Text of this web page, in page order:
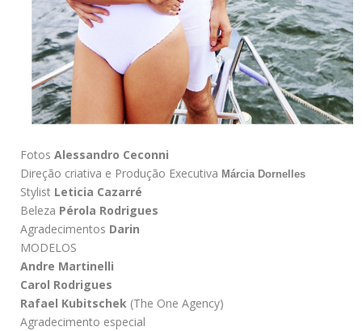
Fotos Alessandro Ceconni
Direção criativa e Produção Executiva Márcia Dornelles
Stylist Leticia Cazarré
Beleza Pérola Rodrigues
Agradecimentos Darin
MODELOS
Andre Martinelli
Carol Rodrigues
Rafael Kubitschek (The One Agency)
Agradecimento especial